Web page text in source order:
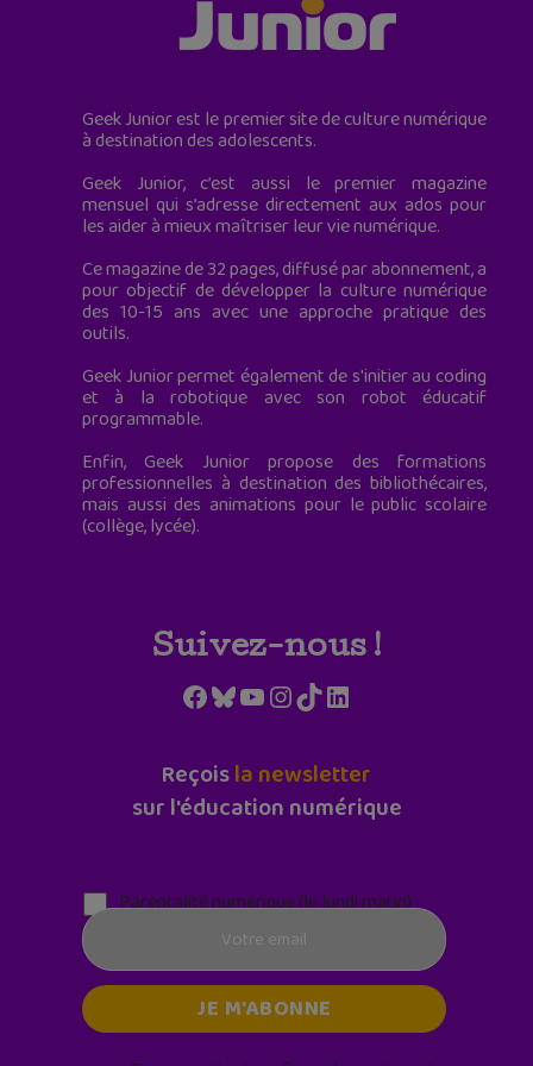
Geek Junior est le premier site de culture numérique
à destination des adolescents.
Geek Junior, c’est aussi le premier magazine
mensuel qui s’adresse directement aux ados pour
les aider à mieux maîtriser leur vie numérique.
Ce magazine de 32 pages, diffusé par abonnement, a
pour objectif de développer la culture numérique
des 10-15 ans avec une approche pratique des
outils.
Geek Junior permet également de s'initier au coding
et à la robotique avec son robot éducatif
programmable.
Enfin, Geek Junior propose des formations
professionnelles à destination des bibliothécaires,
mais aussi des animations pour le public scolaire
(collège, lycée).
Suivez-nous !
Facebook
Bluesky
YouTube
Instagram
TikTokLinkedIn
Reçoisla newsletter
sur l'éducation numérique
Parentalité numérique (le lundi matin)